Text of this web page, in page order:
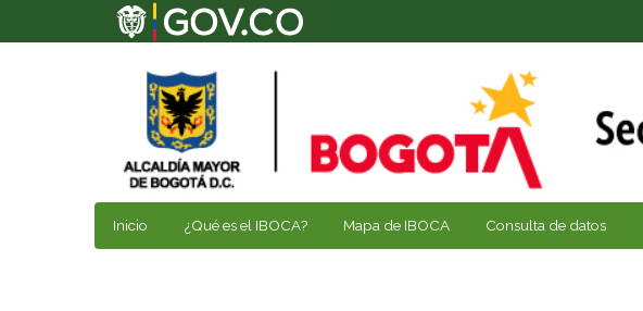
Inicio ¿Qué es el IBOCA? Mapa de IBOCA Consulta de datos